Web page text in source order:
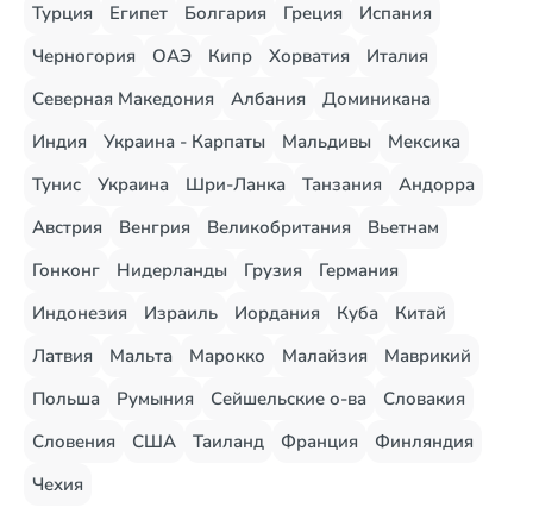
Турция Египет Болгария Греция
Испания
Черногория
ОАЭ Кипр Хорватия
Италия
Северная Македония
Албания
Доминикана
Индия
Украина - Карпаты Мальдивы
Мексика
Тунис
Украина Шри-Ланка Танзания
Андорра
Австрия
Венгрия Великобритания
Вьетнам
Гонконг
Нидерланды Грузия
Германия
Индонезия
Израиль Иордания Куба
Китай
Латвия
Мальта Марокко Малайзия
Маврикий
Польша
Румыния Сейшельские о-ва
Словакия
Словения
США Таиланд Франция
Финляндия
Чехия